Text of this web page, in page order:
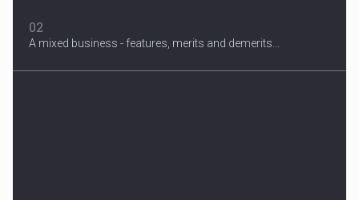
02
A mixed business - features, merits and demerits...